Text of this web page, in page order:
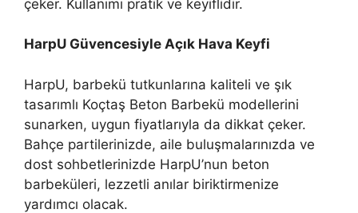
çeker. Kullanımı pratik ve keyiflidir.
HarpU Güvencesiyle Açık Hava Keyfi
HarpU, barbekü tutkunlarına kaliteli ve şık
tasarımlı Koçtaş Beton Barbekü modellerini
sunarken, uygun fiyatlarıyla da dikkat çeker.
Bahçe partilerinizde, aile buluşmalarınızda ve
dost sohbetlerinizde HarpU’nun beton
barbeküleri, lezzetli anılar biriktirmenize
yardımcı olacak.